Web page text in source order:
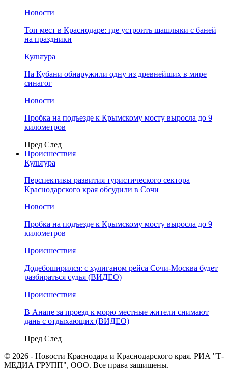
Новости
Топ мест в Краснодаре: где устроить шашлыки с баней
на праздники
Культура
На Кубани обнаружили одну из древнейших в мире
синагог
Новости
Пробка на подъезде к Крымскому мосту выросла до 9
километров
Пред След
Происшествия
Культура
Перспективы развития туристического сектора
Краснодарского края обсудили в Сочи
Новости
Пробка на подъезде к Крымскому мосту выросла до 9
километров
Происшествия
Додебоширился: с хулиганом рейса Сочи-Москва будет
разбираться судья (ВИДЕО)
Происшествия
В Анапе за проезд к морю местные жители снимают
дань с отдыхающих (ВИДЕО)
Пред След
© 2026 - Новости Краснодара и Краснодарского края. РИА "Т-
МЕДИА ГРУПП", ООО. Все права защищены.